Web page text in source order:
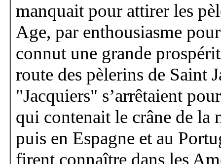
manquait pour attirer les
Age, par enthousiasme
connut une grande
route des pèlerins de Saint
"Jacquiers" s’arrêtaient
qui contenait le crâne de la
puis en Espagne et au
firent connaître dans les